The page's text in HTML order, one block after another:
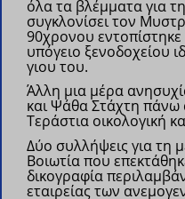
όλα τα βλέμματα για
συγκλονίσει τον
90χρονου
υπόγειο ξενοδοχείου
γιου του.
Άλλη μια μέρα
και Ψάθα Στάχτη
Τεράστια οικολογική
Δύο συλλήψεις για τη
Βοιωτία που
δικογραφία
εταιρείας των